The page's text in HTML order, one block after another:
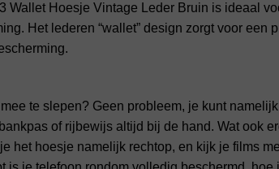
Wallet Hoesje Vintage Leder Bruin is ideaal
Het lederen “wallet” design zorgt voor een
te slepen? Geen probleem, je kunt
of rijbewijs altijd bij de hand. Wat ook
het hoesje namelijk rechtop, en kijk je films